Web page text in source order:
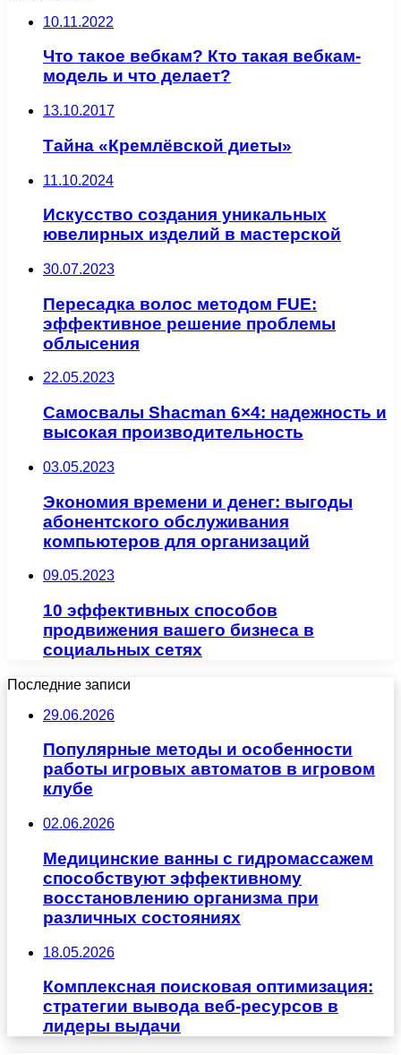
10.11.2022
Что такое вебкам? Кто такая вебкам-
модель и что делает?
13.10.2017
Тайна «Кремлёвской диеты»
11.10.2024
Искусство создания уникальных
ювелирных изделий в мастерской
30.07.2023
Пересадка волос методом FUE:
эффективное решение проблемы
облысения
22.05.2023
Самосвалы Shacman 6×4: надежность и
высокая производительность
03.05.2023
Экономия времени и денег: выгоды
абонентского обслуживания
компьютеров для организаций
09.05.2023
10 эффективных способов
продвижения вашего бизнеса в
социальных сетях
Последние записи
29.06.2026
Популярные методы и особенности
работы игровых автоматов в игровом
клубе
02.06.2026
Медицинские ванны с гидромассажем
способствуют эффективному
восстановлению организма при
различных состояниях
18.05.2026
Комплексная поисковая оптимизация:
стратегии вывода веб-ресурсов в
лидеры выдачи